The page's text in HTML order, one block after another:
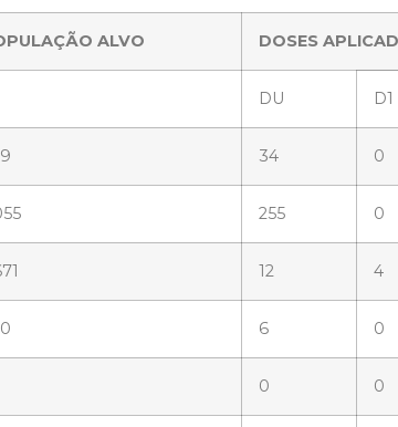
ALVO DOSES
DU D1
34 0
255 0
12 4
6 0
0 0